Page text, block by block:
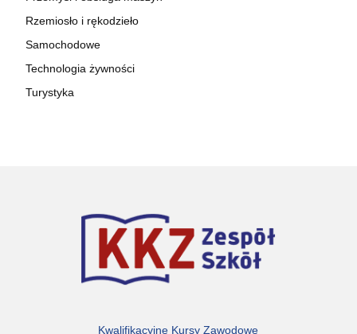
Rzemiosło i rękodzieło
Samochodowe
Technologia żywności
Turystyka
Kwalifikacyjne Kursy Zawodowe